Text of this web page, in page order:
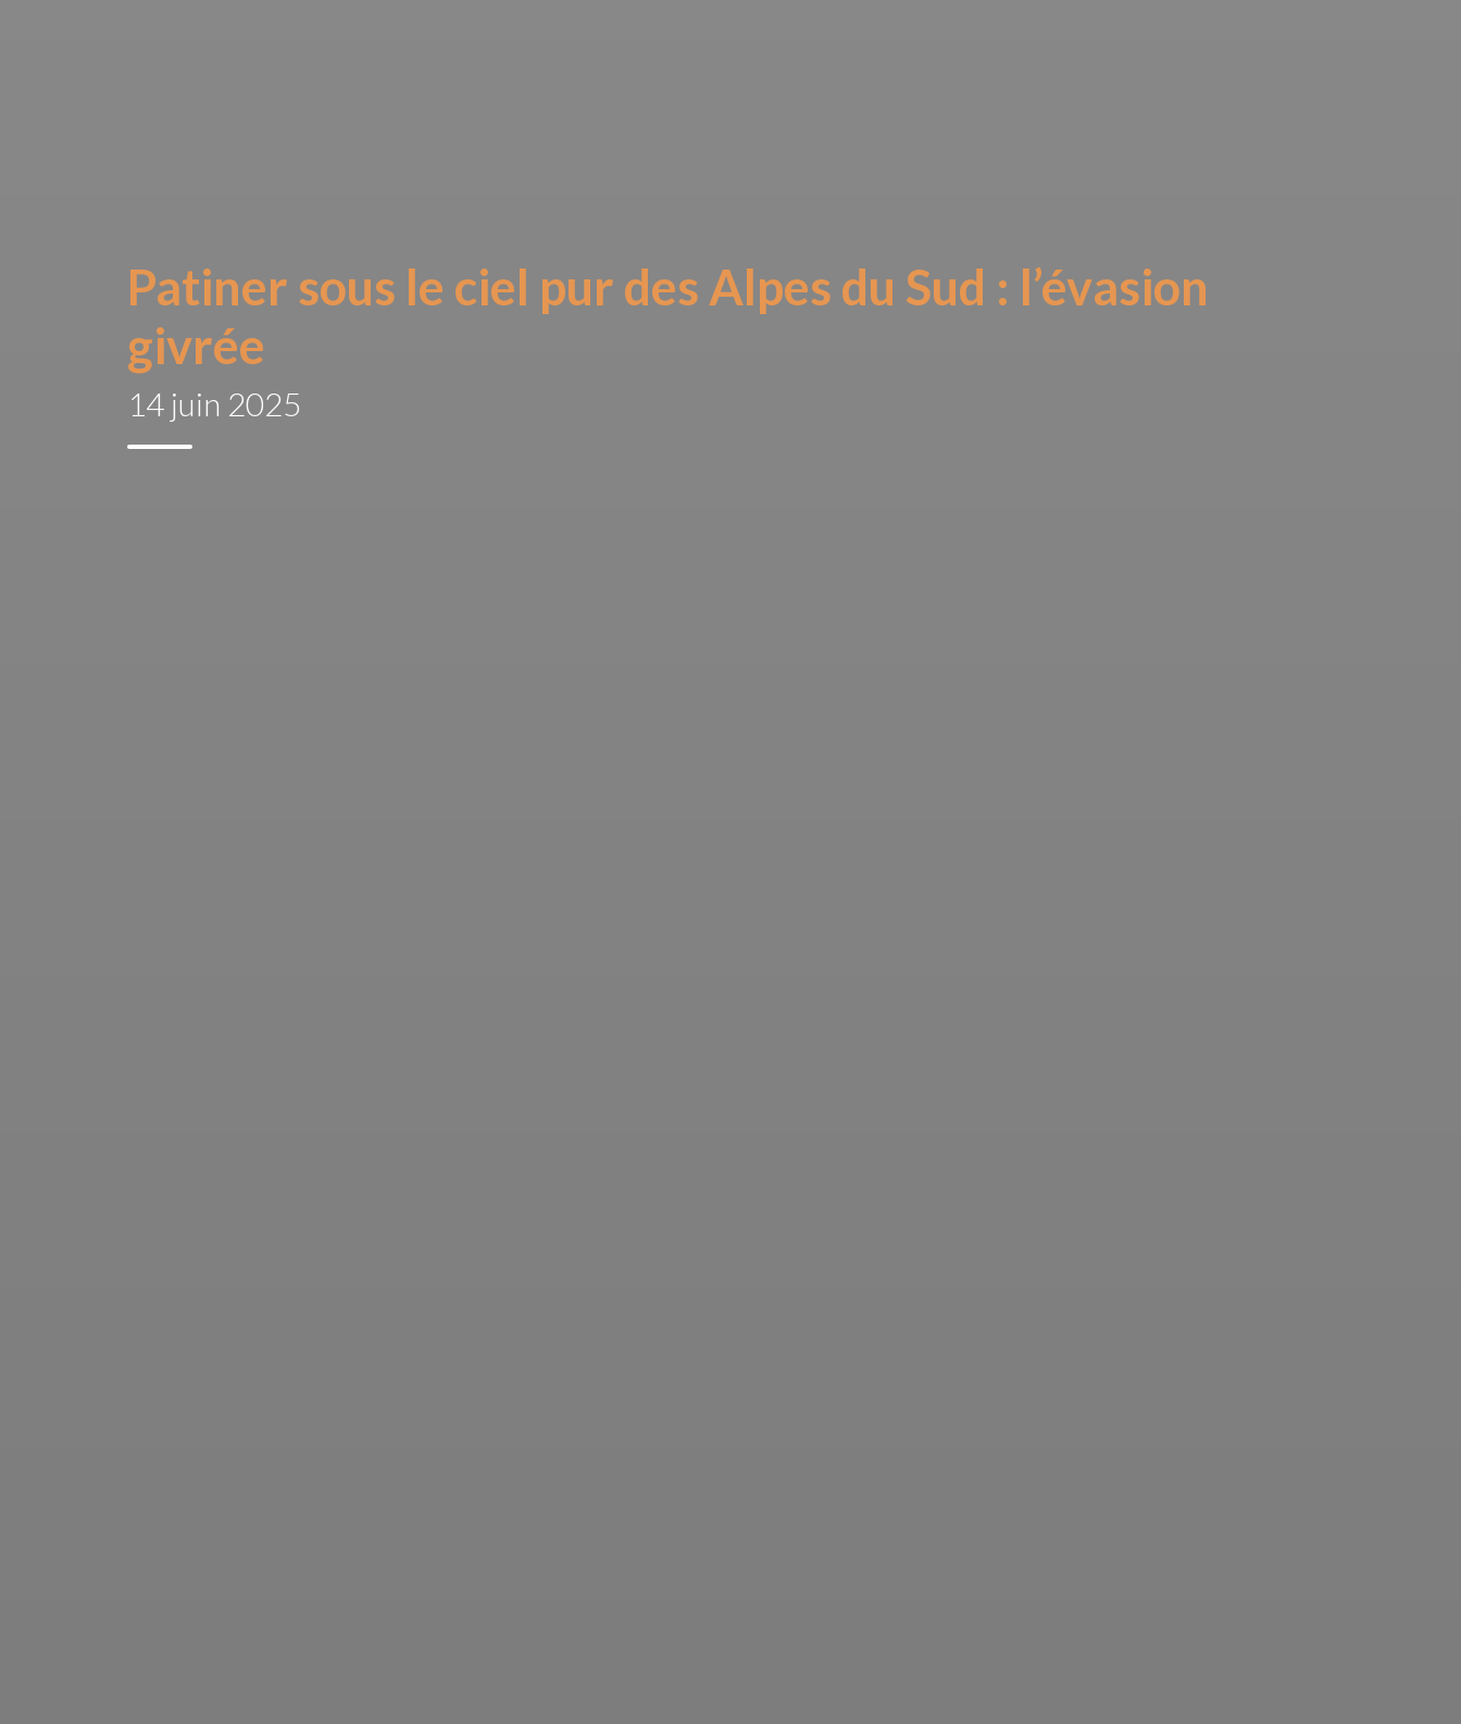
Patiner sous le ciel pur des Alpes du Sud : l’évasion
givrée
14 juin 2025